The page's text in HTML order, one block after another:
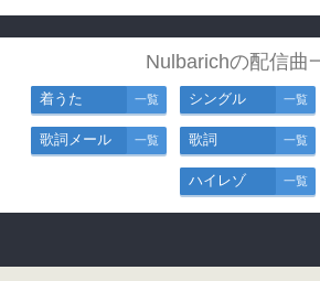
Nulbarichの配信曲
着うた 一覧 シングル 一覧
歌詞メール 一覧 歌詞 一覧
ハイレゾ 一覧